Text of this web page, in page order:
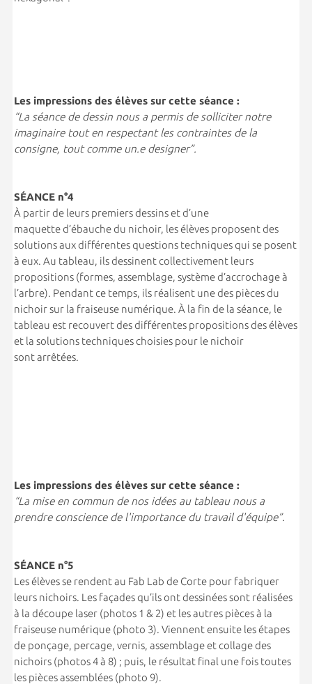
Les impressions des élèves sur cette séance :
“La séance de dessin nous a permis de solliciter notre
imaginaire tout en respectant les contraintes de la
consigne, tout comme un.e designer”.
SÉANCE n°4
À partir de leurs premiers dessins et d’une
maquette d’ébauche du nichoir, les élèves proposent des
solutions aux différentes questions techniques qui se posent
à eux. Au tableau, ils dessinent collectivement leurs
propositions (formes, assemblage, système d’accrochage à
l’arbre). Pendant ce temps, ils réalisent une des pièces du
nichoir sur la fraiseuse numérique. À la fin de la séance, le
tableau est recouvert des différentes propositions des élèves
et la solutions techniques choisies pour le nichoir
sont arrêtées.
Les impressions des élèves sur cette séance :
“La mise en commun de nos idées au tableau nous a
prendre conscience de l'importance du travail d'équipe”.
SÉANCE n°5
Les élèves se rendent au Fab Lab de Corte pour fabriquer
leurs nichoirs. Les façades qu’ils ont dessinées sont réalisées
à la découpe laser (photos 1 & 2) et les autres pièces à la
fraiseuse numérique (photo 3). Viennent ensuite les étapes
de ponçage, percage, vernis, assemblage et collage des
nichoirs (photos 4 à 8) ; puis, le résultat final une fois toutes
les pièces assemblées (photo 9).